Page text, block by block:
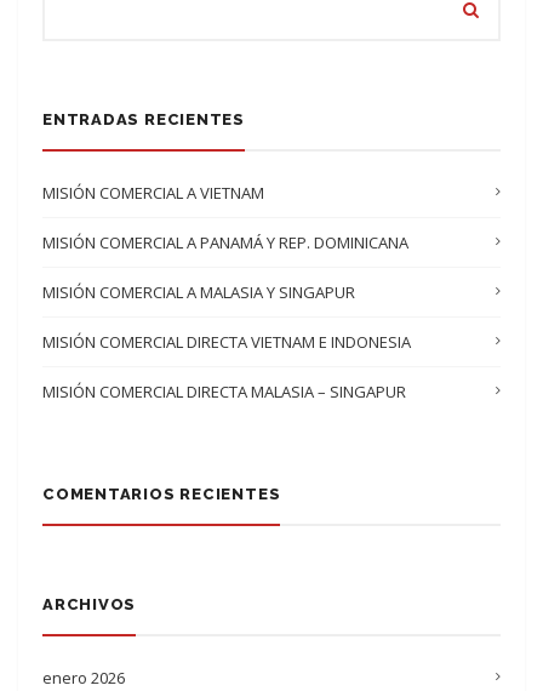
ENTRADAS RECIENTES
MISIÓN COMERCIAL A VIETNAM
MISIÓN COMERCIAL A PANAMÁ Y REP. DOMINICANA
MISIÓN COMERCIAL A MALASIA Y SINGAPUR
MISIÓN COMERCIAL DIRECTA VIETNAM E INDONESIA
MISIÓN COMERCIAL DIRECTA MALASIA – SINGAPUR
COMENTARIOS RECIENTES
ARCHIVOS
enero 2026